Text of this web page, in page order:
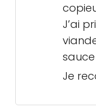
J’ai
Je